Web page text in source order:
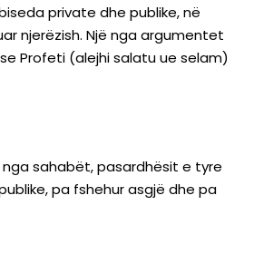
private dhe publike, në
njerëzish. Një nga argumentet
Profeti (alejhi salatu ue selam)
sahabët, pasardhësit e tyre
pa fshehur asgjë dhe pa